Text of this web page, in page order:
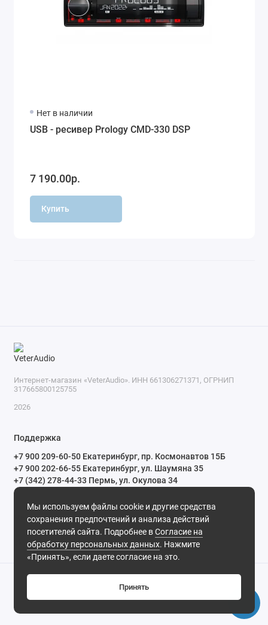
Нет в наличии
USB - ресивер Prology CMD-330 DSP
7 190.00р.
Купить
Мы используем файлы cookie и другие средства
сохранения предпочтений и анализа действий
посетителей сайта. Подробнее вСогласие на
обработку персональных данных. Нажмите
«Принять», если даете согласие на это.
Принять
Интернет-магазин «VeterAudio». ИНН 661306271371, ОГРНИП
317665800125755
2026
Поддержка
+7 900 209-60-50 Екатеринбург, пр. Космонавтов 15Б
+7 900 202-66-55 Екатеринбург, ул. Шаумяна 35
+7 (342) 278-44-33 Пермь, ул. Окулова 34
Мы в сети